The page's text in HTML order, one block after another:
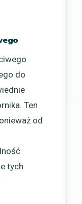
do
Ten
od
tych